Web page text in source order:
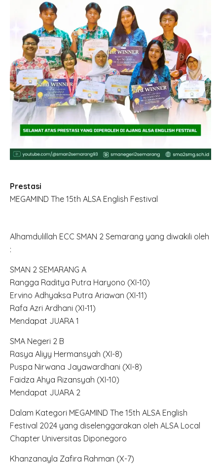
Prestasi
MEGAMIND The 15th ALSA English Festival
Alhamdulillah ECC SMAN 2 Semarang yang diwakili oleh
:
SMAN 2 SEMARANG A
Rangga Raditya Putra Haryono (XI-10)
Ervino Adhyaksa Putra Ariawan (XI-11)
Rafa Azri Ardhani (XI-11)
Mendapat JUARA 1
SMA Negeri 2 B
Rasya Aliyy Hermansyah (XI-8)
Puspa Nirwana Jayawardhani (XI-8)
Faidza Ahya Rizansyah (XI-10)
Mendapat JUARA 2
Dalam Kategori MEGAMIND The 15th ALSA English
Festival 2024 yang diselenggarakan oleh ALSA Local
Chapter Universitas Diponegoro
Khanzanayla Zafira Rahman (X-7)